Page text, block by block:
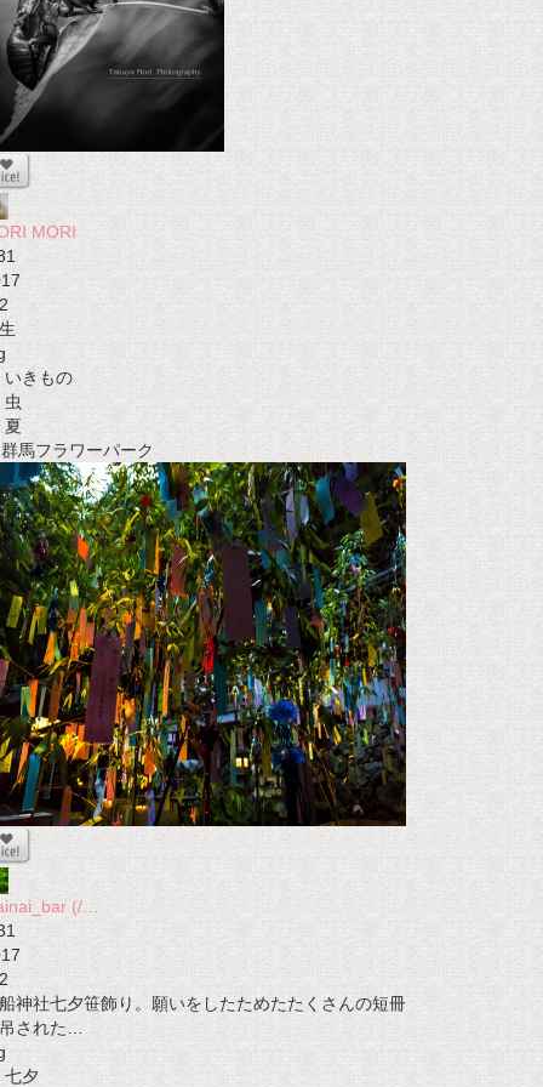
MORI
2
いきもの
虫
夏
馬フラワーパーク
(/…
2
神社七夕笹飾り。願いをしたためたたくさんの短冊
された…
七夕